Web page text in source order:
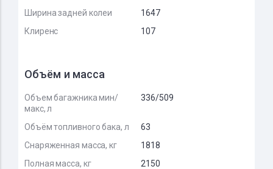
Ширина задней колеи
1647
Клиренс
107
Объём и масса
Объем багажника мин/
макс, л
336/509
Объём топливного бака, л
63
Снаряженная масса, кг
1818
Полная масса, кг
2150